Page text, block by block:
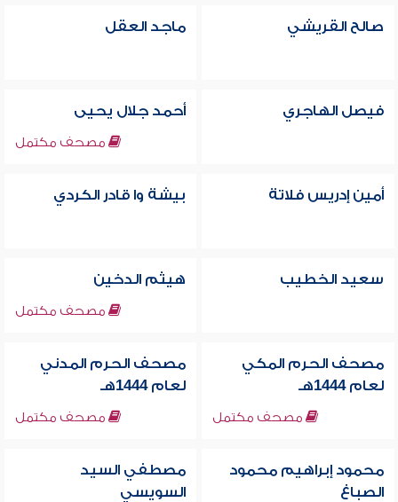
صالح القريشي ماجد العقل
فيصل الهاجري أحمد جلال يحيى
مصحف مكتمل
أمين إدريس فلاتة بيشة وا قادر الكردي
سعيد الخطيب هيثم الدخين
مصحف مكتمل
مصحف الحرم المكي
لعام 1444هـ
مصحف مكتمل
مصحف الحرم المدني
لعام 1444هـ
مصحف مكتمل
محمود إبراهيم محمود
الصباغ
مصطفي السيد
السويسي